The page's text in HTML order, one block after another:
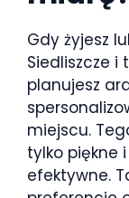
Gdy żyjesz
Siedliszcze i
planujesz
miejscu.
tylko piękne
efektywne.